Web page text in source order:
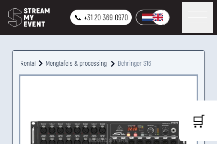
📞 +31 20 369 0970
Rental Mengtafels & processing Behringer S16
🛒